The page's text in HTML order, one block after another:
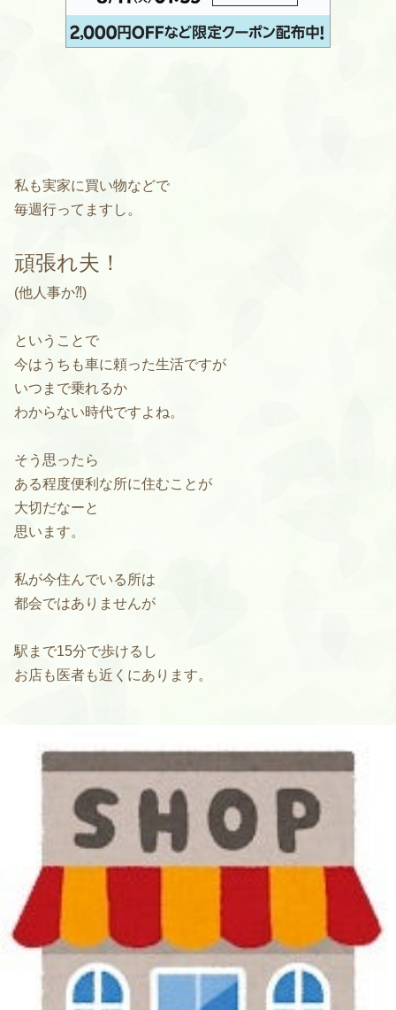
私も実家に買い物などで
毎週行ってますし。
頑張れ夫！
(他人事か⁈)
ということで
今はうちも車に頼った生活ですが
いつまで乗れるか
わからない時代ですよね。
そう思ったら
ある程度便利な所に住むことが
大切だなーと
思います。
私が今住んでいる所は
都会ではありませんが
駅まで15分で歩けるし
お店も医者も近くにあります。